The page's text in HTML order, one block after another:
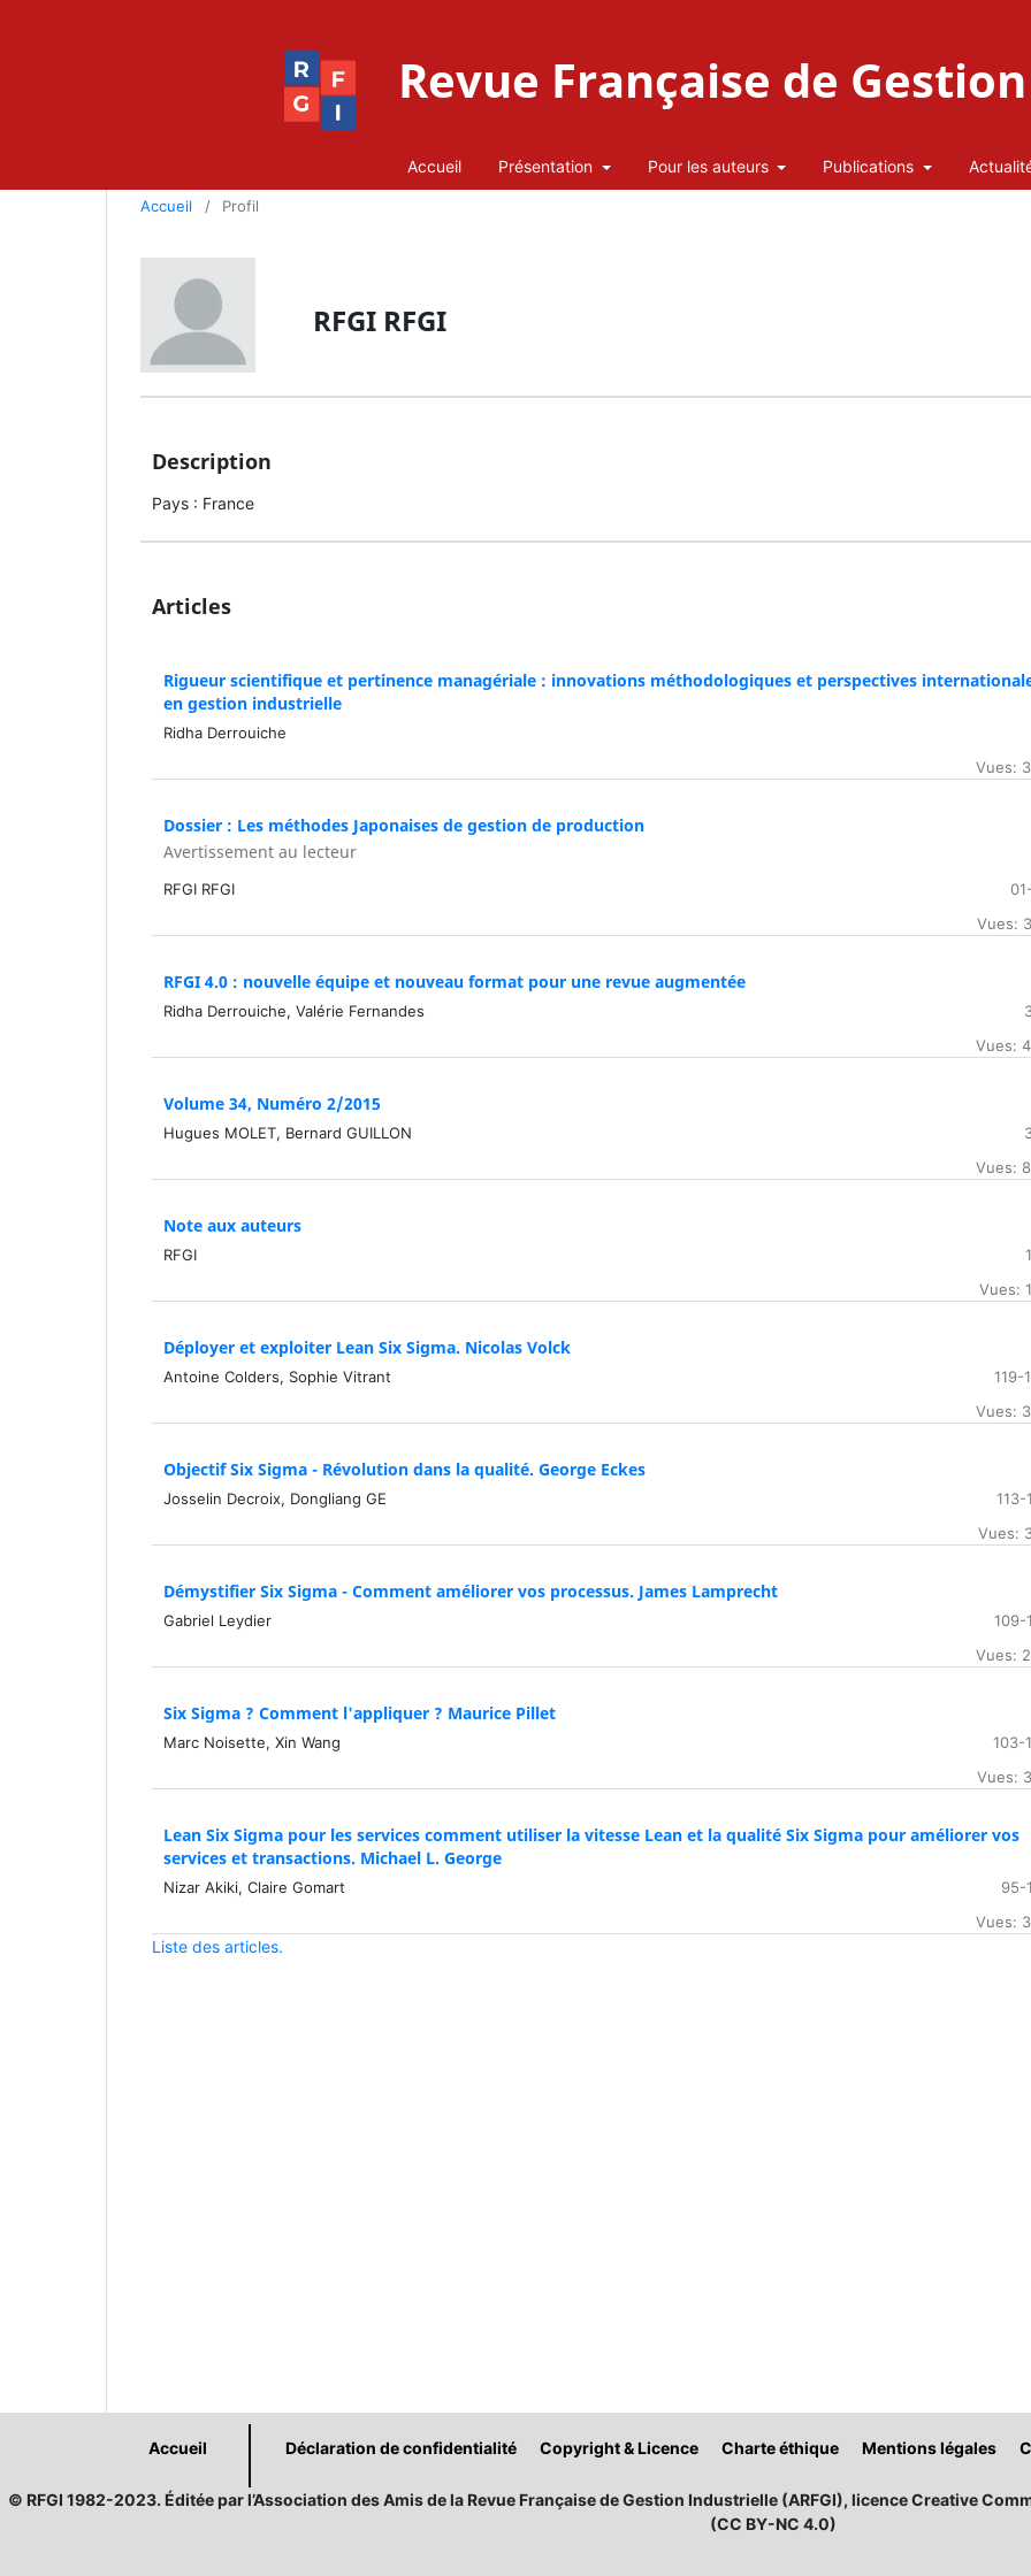
Revue Française de
Accueil Présentation Pour les auteurs Publications
Accueil / Profil
RFGI RFGI
Description
Pays : France
Articles
Rigueur scientifique et pertinence managériale : innovations méthodologiques et perspectives
en gestion industrielle
Ridha Derrouiche
Vues:
Dossier : Les méthodes Japonaises de gestion de production
Avertissement au lecteur
RFGI RFGI
Vues:
RFGI 4.0 : nouvelle équipe et nouveau format pour une revue augmentée
Ridha Derrouiche, Valérie Fernandes
Vues:
Volume 34, Numéro 2/2015
Hugues MOLET, Bernard GUILLON
Vues:
Note aux auteurs
RFGI
Vues:
Déployer et exploiter Lean Six Sigma. Nicolas Volck
Antoine Colders, Sophie Vitrant
119-
Vues:
Objectif Six Sigma - Révolution dans la qualité. George Eckes
Josselin Decroix, Dongliang GE
113-
Vues:
Démystifier Six Sigma - Comment améliorer vos processus. James Lamprecht
Gabriel Leydier
109-
Vues:
Six Sigma ? Comment l'appliquer ? Maurice Pillet
Marc Noisette, Xin Wang
103-
Vues:
Lean Six Sigma pour les services comment utiliser la vitesse Lean et la qualité Six Sigma pour améliorer vos
services et transactions. Michael L. George
Nizar Akiki, Claire Gomart
95-
Vues:
Liste des articles.
Accueil Déclaration de confidentialité Copyright & Licence Charte éthique Mentions légales
© RFGI 1982-2023. Éditée par l’Association des Amis de la Revue Française de Gestion Industrielle (ARFGI), licence Creative
(CC BY-NC 4.0)